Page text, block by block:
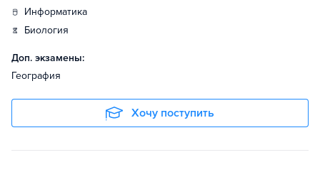
информатика
биология
Доп. экзамены:
География
Хочу поступить